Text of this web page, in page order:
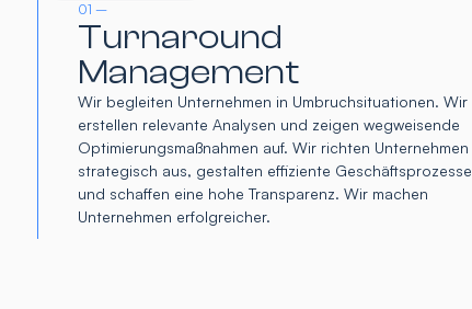
01 –
Turnaround
Management
Wir begleiten Unternehmen in Umbruchsituationen. Wir
erstellen relevante Analysen und zeigen wegweisende
Optimierungsmaßnahmen auf. Wir richten Unternehmen
strategisch aus, gestalten effiziente Geschäftsprozesse
und schaffen eine hohe Transparenz. Wir machen
Unternehmen erfolgreicher.